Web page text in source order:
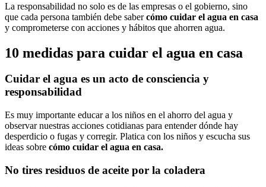
La responsabilidad no solo es de las empresas o el gobierno, sino
que cada persona también debe sabercómo cuidar el agua en casa
y comprometerse con acciones y hábitos que ahorren agua.
10 medidas para cuidar el agua en casa
Cuidar el agua es un acto de consciencia y
responsabilidad
Es muy importante educar a los niños en el ahorro del agua y
observar nuestras acciones cotidianas para entender dónde hay
desperdicio o fugas y corregir. Platica con los niños y escucha sus
ideas sobre cómo cuidar el agua en casa.
No tires residuos de aceite por la coladera